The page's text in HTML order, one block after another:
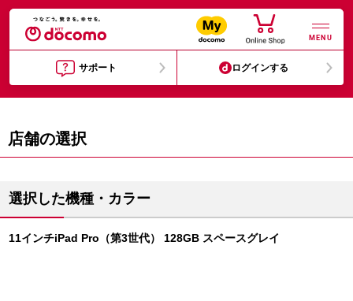
MENU
サポート ログインする
店舗の選択
選択した機種・カラー
11インチiPad Pro（第3世代） 128GB スペースグレイ